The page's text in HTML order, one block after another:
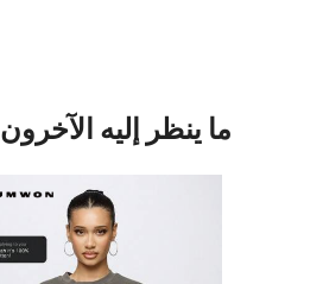
ما ينظر إليه الآخرون